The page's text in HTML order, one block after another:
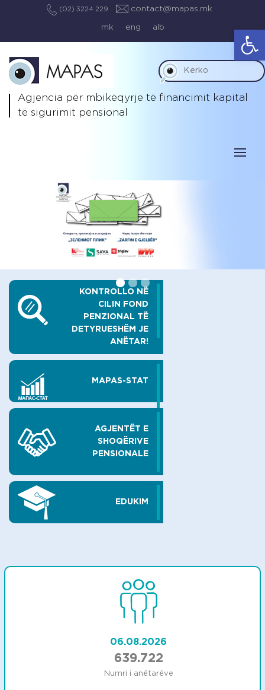
(02) 3224 229 contact@mapas.mk
mk eng alb
Agjencia për mbikëqyrje të financimit kapital
të sigurimit pensional
KONTROLLO NË
CILIN FOND
PENZIONAL TË
DETYRUESHËM JE
ANËTAR!
MAPAS-STAT
AGJENTËT E
SHOQËRIVE
PENSIONALE
EDUKIM
06.08.2026
639.722
Numri i anëtarëve